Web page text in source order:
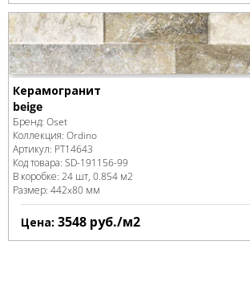
Керамогранит
beige
Бренд: Oset
Коллекция: Ordino
Артикул: PT14643
Код товара: SD-191156-99
В коробке: 24 шт, 0.854 м2
Размер: 442x80 мм
Цена: 3548 руб./м2